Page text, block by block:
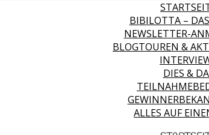
BIBILOTTA –
NEWSLETTER-
BLOGTOUREN &
DIES &
ALLES AUF